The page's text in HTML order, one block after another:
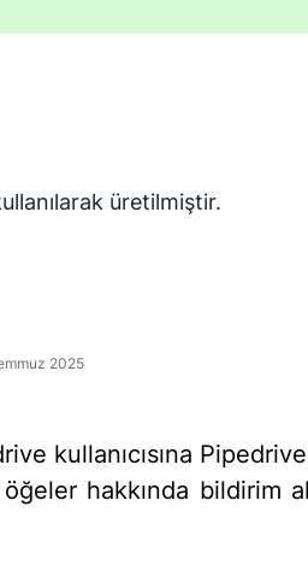
aracı kullanılarak
üretilmiştir.
2025
kullanıcısına
hakkında bildirim